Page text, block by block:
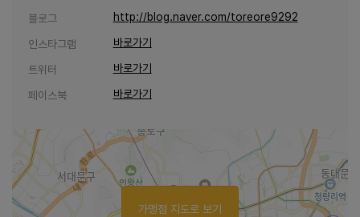
블로그 http://blog.naver.com/toreore9292
인스타그램 바로가기
트위터 바로가기
페이스북 바로가기
가맹점 지도로 보기